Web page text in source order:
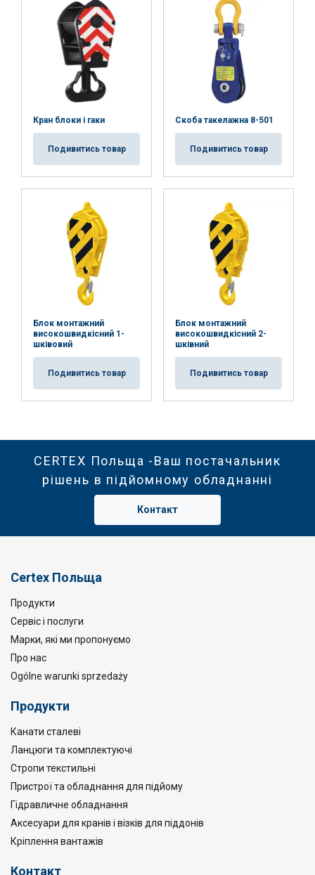
Кран блоки і гаки
Подивитись товар
Скоба такелажна 8-501
Подивитись товар
Блок монтажний
високошвидкісний 1-
шківовий
Подивитись товар
Блок монтажний
високошвидкісний 2-
шківний
Подивитись товар
CERTEX Польща -Ваш постачальник
рішень в підйомному обладнанні
Контакт
Certex Польща
Продукти
Сервіс і послуги
Марки, які ми пропонуємо
Про нас
Ogólne warunki sprzedaży
Продукти
Канати сталеві
Ланцюги та комплектуючі
Стропи текстильні
Пристрої та обладнання для підйому
Гідравличне обладнання
Аксесуари для кранів і візків для піддонів
Кріплення вантажів
Контакт